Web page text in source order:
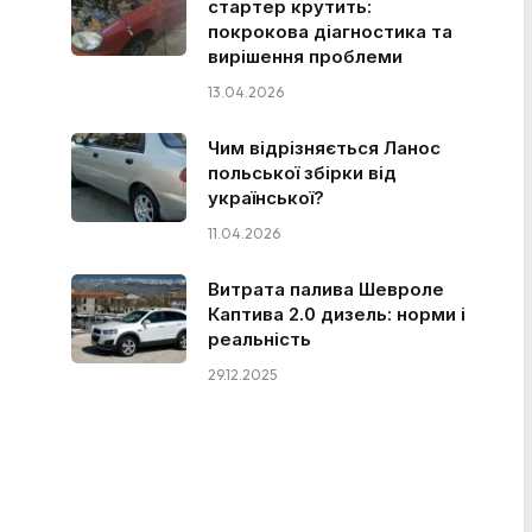
стартер крутить:
покрокова діагностика та
вирішення проблеми
13.04.2026
Чим відрізняється Ланос
польської збірки від
української?
11.04.2026
Витрата палива Шевроле
Каптива 2.0 дизель: норми і
реальність
29.12.2025